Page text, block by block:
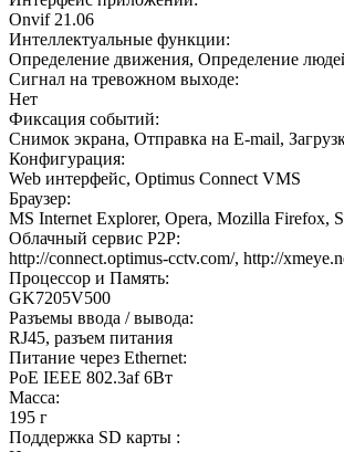
Onvif 21.06
Интеллектуальные функции:
Определение движения, Определение
Сигнал на тревожном выходе:
Нет
Фиксация событий:
Снимок экрана, Отправка на E-mail,
Конфигурация:
Web интерфейс, Optimus Connect VMS
Браузер:
MS Internet Explorer, Opera, Mozilla Firefox,
Облачный сервис P2P:
http://connect.optimus-cctv.com/, http://
Процессор и Память:
GK7205V500
Разъемы ввода / вывода:
RJ45, разъем питания
Питание через Ethernet:
PoE IEEE 802.3af 6Вт
Масса:
195 г
Поддержка SD карты :